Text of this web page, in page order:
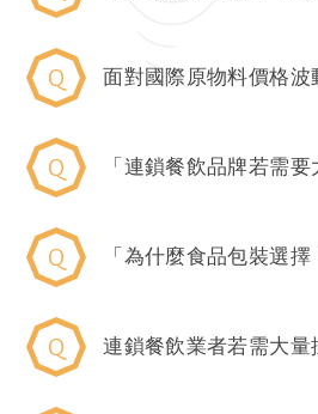
面對國際原物料價格波
「連鎖餐飲品牌若需
「為什麼食品包裝選
連鎖餐飲業者若需大量